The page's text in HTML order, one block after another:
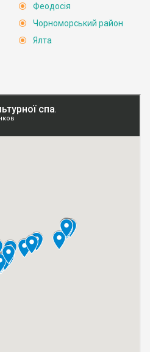
Феодосія
Чорноморський район
Ялта